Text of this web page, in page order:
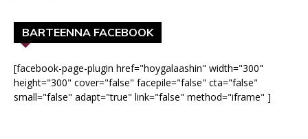
BARTEENNA FACEBOOK
[facebook-page-plugin href="hoygalaashin" width="300"
height="300" cover="false" facepile="false" cta="false"
small="false" adapt="true" link="false" method="iframe" ]